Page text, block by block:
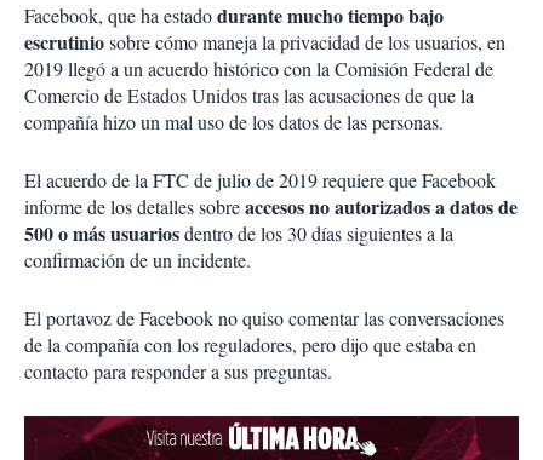
Facebook, que ha estadodurante mucho tiempo bajo
escrutiniosobre cómo maneja la privacidad de los usuarios, en
2019 llegó a un acuerdo histórico con la Comisión Federal de
Comercio de Estados Unidos tras las acusaciones de que la
compañía hizo un mal uso de los datos de las personas.
El acuerdo de la FTC de julio de 2019 requiere que Facebook
informe de los detalles sobreaccesos no autorizados a datos de
500 o más usuariosdentro de los 30 días siguientes a la
confirmación de un incidente.
El portavoz de Facebook no quiso comentar las conversaciones
de la compañía con los reguladores, pero dijo que estaba en
contacto para responder a sus preguntas.